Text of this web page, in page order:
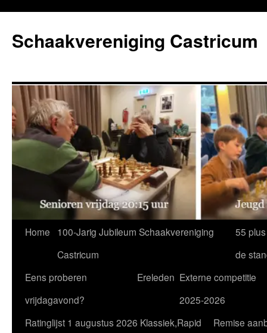
de
inhoud
Schaakvereniging Castricum
Home
100-Jarig Jubileum Schaakvereniging
Castricum
55
de
Eens proberen
vrijdagavond?
Ereleden Externe competitie
2025-2026
Ratinglijst 1 augustus 2026 Klassiek,Rapid
Remise